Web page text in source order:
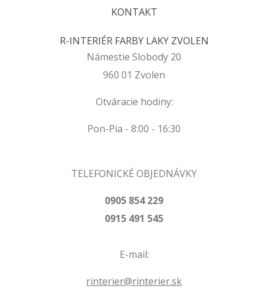
KONTAKT
R-INTERIÉR FARBY LAKY ZVOLEN
Námestie Slobody 20
960 01 Zvolen
Otváracie hodiny:
Pon-Pia - 8:00 - 16:30
TELEFONICKÉ OBJEDNÁVKY
0905 854 229
0915 491 545
E-mail:
rinterier@rinterier.sk